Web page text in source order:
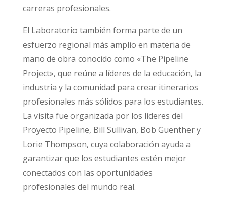
carreras profesionales.
El Laboratorio también forma parte de un
esfuerzo regional más amplio en materia de
mano de obra conocido como «The Pipeline
Project», que reúne a líderes de la educación, la
industria y la comunidad para crear itinerarios
profesionales más sólidos para los estudiantes.
La visita fue organizada por los líderes del
Proyecto Pipeline, Bill Sullivan, Bob Guenther y
Lorie Thompson, cuya colaboración ayuda a
garantizar que los estudiantes estén mejor
conectados con las oportunidades
profesionales del mundo real.